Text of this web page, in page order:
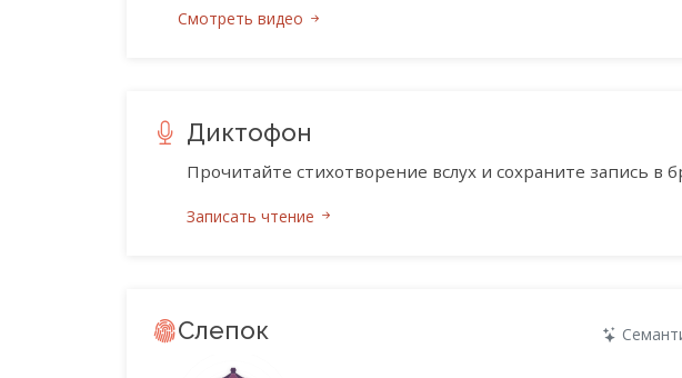
Смотреть видео
Диктофон
Прочитайте стихотворение вслух и сохраните запись в
Записать чтение
Слепок